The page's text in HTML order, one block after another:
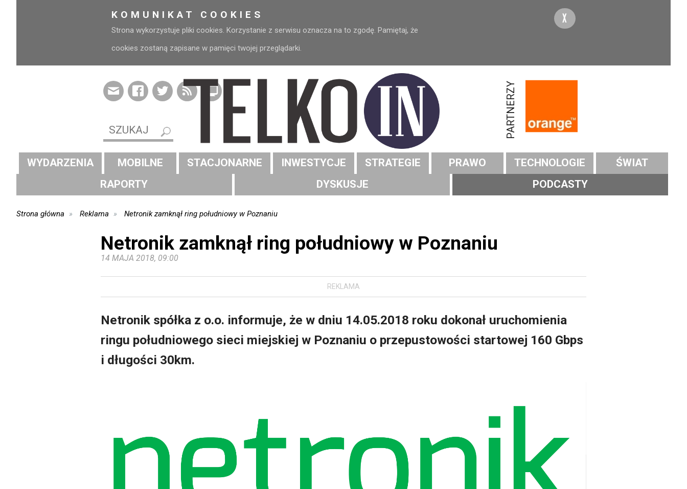
KOMUNIKAT COOKIES
Strona wykorzystuje pliki cookies. Korzystanie z serwisu oznacza na to zgodę. Pamiętaj, że
cookies zostaną zapisane w pamięci twojej przeglądarki.
X
PARTNERZY
WYDARZENIA MOBILNE STACJONARNE INWESTYCJE STRATEGIE PRAWO TECHNOLOGIE
ŚWIAT
RAPORTY
DYSKUSJE PODCASTY
Strona główna Reklama Netronik zamknął ring południowy w Poznaniu
Netronik zamknął ring południowy w Poznaniu
14 MAJA 2018, 09:00
REKLAMA
Netronik spółka z o.o. informuje, że w dniu 14.05.2018 roku dokonał uruchomienia
ringu południowego sieci miejskiej w Poznaniu o przepustowości startowej 160 Gbps
i długości 30km.